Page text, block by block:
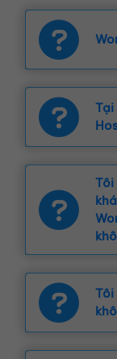
Tại
Tôi
Tôi